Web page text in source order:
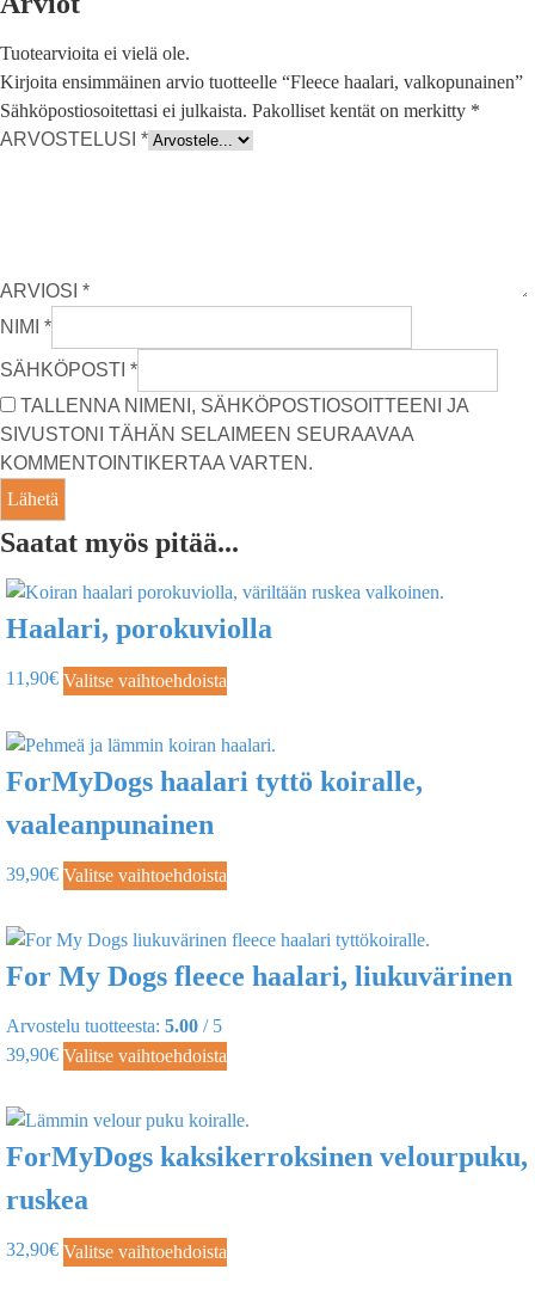
Tuotearvioita ei vielä ole.
Kirjoita ensimmäinen arvio tuotteelle “Fleece haalari, valkopunainen”
Sähköpostiosoitettasi ei julkaista. Pakolliset kentät on merkitty *
ARVOSTELUSI *
ARVIOSI *
NIMI *
SÄHKÖPOSTI *
TALLENNA NIMENI, SÄHKÖPOSTIOSOITTEENI JA
SIVUSTONI TÄHÄN SELAIMEEN SEURAAVAA
KOMMENTOINTIKERTAA VARTEN.
Saatat myös pitää...
Haalari, porokuviolla
11,90€ Valitse vaihtoehdoista
ForMyDogs haalari tyttö koiralle,
vaaleanpunainen
39,90€ Valitse vaihtoehdoista
For My Dogs fleece haalari, liukuvärinen
Arvostelu tuotteesta: 5.00 / 5
39,90€ Valitse vaihtoehdoista
ForMyDogs kaksikerroksinen velourpuku,
ruskea
32,90€ Valitse vaihtoehdoista